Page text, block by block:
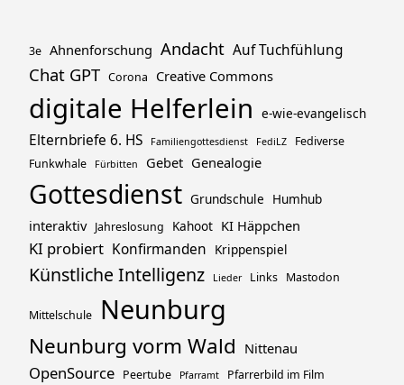
3e Ahnenforschung Andacht Auf Tuchfühlung
Chat GPT Corona Creative Commons
digitale Helferlein e-wie-evangelisch
Elternbriefe 6. HS Familiengottesdienst FediLZ
Fediverse
Funkwhale
Fürbitten Gebet Genealogie
Gottesdienst Grundschule Humhub
interaktiv Jahreslosung Kahoot KI Häppchen
KI probiert Konfirmanden Krippenspiel
Künstliche Intelligenz Lieder Links Mastodon
Mittelschule Neunburg
Neunburg vorm Wald Nittenau
OpenSource Peertube Pfarramt Pfarrerbild im Film